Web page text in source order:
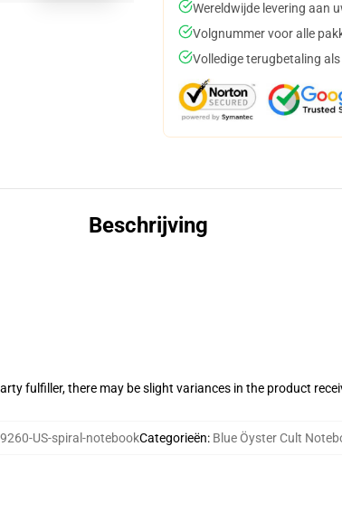
Wereldwijde levering aan
Volgnummer voor alle
Volledige terugbetaling
Beschrijving
fulfiller, there may be slight variances in the product
US-spiral-notebookCategorieën: Blue Öyster Cult